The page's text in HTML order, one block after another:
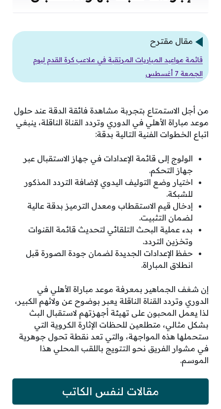
مقال مقترح
قائمة مواعيد المباريات المرتقبة في ملاعب كرة القدم ليوم
الجمعة 7 أغسطس
من أجل الاستمتاع بتجربة مشاهدة فائقة الدقة عند حلول
موعد مباراة الأهلي في الدوري وتردد القناة الناقلة، ينبغي
اتباع الخطوات الفنية التالية بدقة:
الولوج إلى قائمة الإعدادات في جهاز الاستقبال عبر
جهاز التحكم.
اختيار وضع التوليف اليدوي لإضافة التردد المذكور
للشبكة.
إدخال قيم الاستقطاب ومعدل الترميز بدقة عالية
لضمان التثبيت.
بدء عملية البحث التلقائي لتحديث قائمة القنوات
وتخزين التردد.
حفظ الإعدادات الجديدة لضمان جودة الصورة قبل
انطلاق المباراة.
إن شغف الجماهير بمعرفة موعد مباراة الأهلي في
الدوري وتردد القناة الناقلة يعبر بوضوح عن ولائهم الكبير،
لذا يعمل المحبون على تهيئة أجهزتهم لاستقبال البث
بشكل مثالي، متطلعين للحظات الإثارة الكروية التي
ستحملها هذه المواجهة، والتي تعد نقطة تحول جوهرية
في مشوار الفريق نحو التتويج باللقب المحلي هذا
الموسم.
مقالات لنفس الكاتب